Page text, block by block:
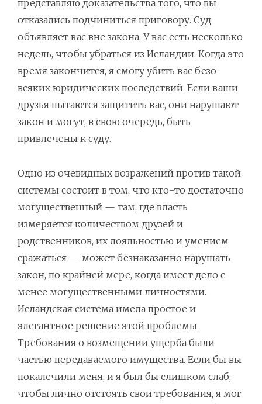
представляю доказательства того, что вы
отказались подчиниться приговору. Суд
объявляет вас вне закона. У вас есть несколько
недель, чтобы убраться из Исландии. Когда это
время закончится, я смогу убить вас безо
всяких юридических последствий. Если ваши
друзья пытаются защитить вас, они нарушают
закон и могут, в свою очередь, быть
привлечены к суду.
Одно из очевидных возражений против такой
системы состоит в том, что кто-то достаточно
могущественный — там, где власть
измеряется количеством друзей и
родственников, их лояльностью и умением
сражаться — может безнаказанно нарушать
закон, по крайней мере, когда имеет дело с
менее могущественными личностями.
Исландская система имела простое и
элегантное решение этой проблемы.
Требования о возмещении ущерба были
частью передаваемого имущества. Если бы вы
покалечили меня, и я был бы слишком слаб,
чтобы лично отстоять свои требования, я мог